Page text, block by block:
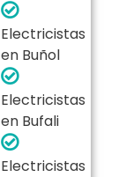
Electricistas
en Buñol
Electricistas
en Bufali
Electricistas